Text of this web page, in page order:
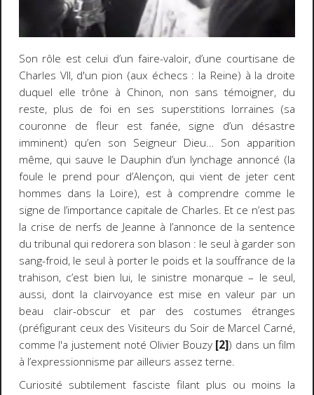
Son rôle est celui d’un faire-valoir, d’une courtisane de
Charles VII, d'un pion (aux échecs : la Reine) à la droite
duquel elle trône à Chinon, non sans témoigner, du
reste, plus de foi en ses superstitions lorraines (sa
couronne de fleur est fanée, signe d’un désastre
imminent) qu’en son Seigneur Dieu… Son apparition
même, qui sauve le Dauphin d’un lynchage annoncé (la
foule le prend pour d’Alençon, qui vient de jeter cent
hommes dans la Loire), est à comprendre comme le
signe de l’importance capitale de Charles. Et ce n’est pas
la crise de nerfs de Jeanne à l’annonce de la sentence
du tribunal qui redorera son blason : le seul à garder son
sang-froid, le seul à porter le poids et la souffrance de la
trahison, c’est bien lui, le sinistre monarque – le seul,
aussi, dont la clairvoyance est mise en valeur par un
beau clair-obscur et par des costumes étranges
(préfigurant ceux des Visiteurs du Soir de Marcel Carné,
comme l'a justement noté Olivier Bouzy [2]) dans un film
à l’expressionnisme par ailleurs assez terne.
Curiosité subtilement fasciste filant plus ou moins la